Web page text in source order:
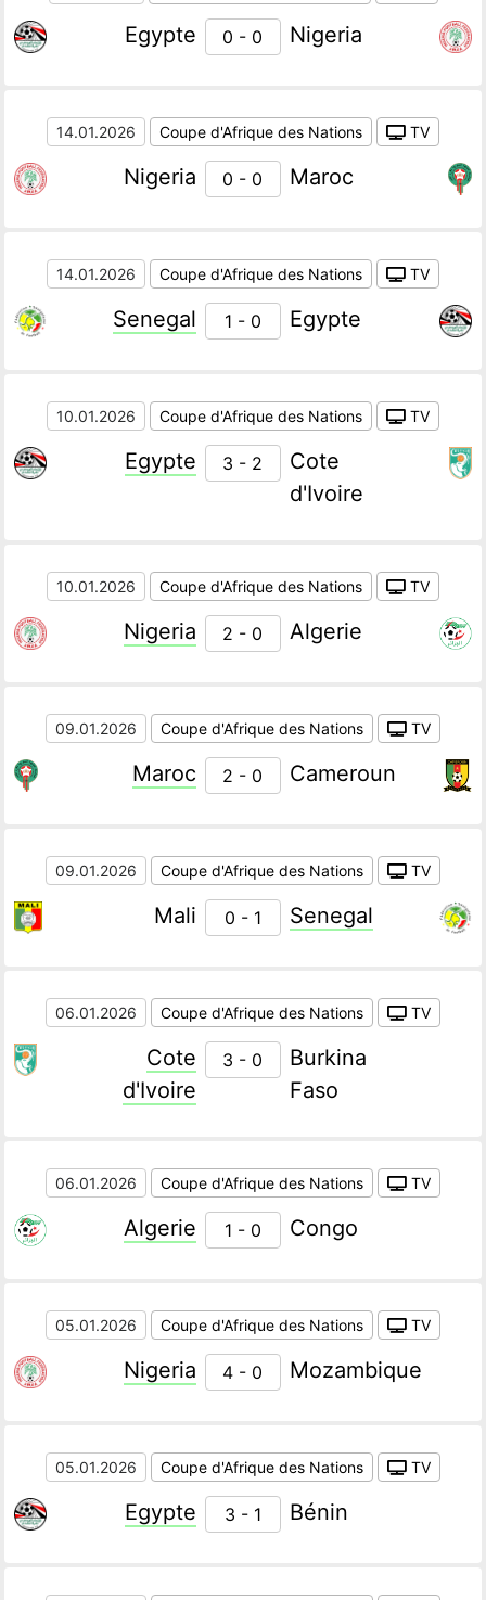
Egypte 0 - 0 Nigeria
14.01.2026 Coupe d'Afrique des Nations TV
Nigeria 0 - 0 Maroc
14.01.2026 Coupe d'Afrique des Nations TV
Senegal 1 - 0 Egypte
10.01.2026 Coupe d'Afrique des Nations TV
Egypte 3 - 2
Cote
d'Ivoire
10.01.2026 Coupe d'Afrique des Nations TV
Nigeria 2 - 0 Algerie
09.01.2026 Coupe d'Afrique des Nations TV
Maroc 2 - 0 Cameroun
09.01.2026 Coupe d'Afrique des Nations TV
Mali 0 - 1 Senegal
06.01.2026 Coupe d'Afrique des Nations TV
Cote
d'Ivoire
3 - 0
Burkina
Faso
06.01.2026 Coupe d'Afrique des Nations TV
Algerie 1 - 0 Congo
05.01.2026 Coupe d'Afrique des Nations TV
Nigeria 4 - 0 Mozambique
05.01.2026 Coupe d'Afrique des Nations TV
Egypte 3 - 1 Bénin